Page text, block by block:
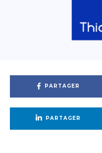
PARTAGER
PARTAGER